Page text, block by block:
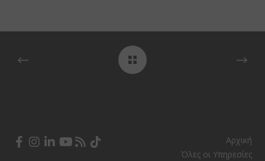
Αρχική
Όλες οι Υπηρεσίες